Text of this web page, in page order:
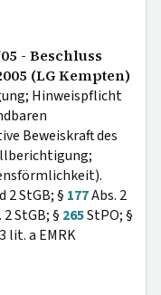
- Beschluss
(LG Kempten)
Hinweispflicht
Beweiskraft des
2 StGB; § 177Abs. 2
2 StGB; § 265StPO; §
lit. a EMRK